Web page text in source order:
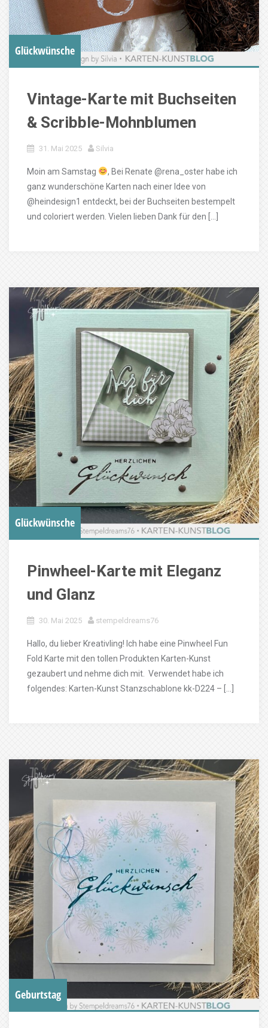
Glückwünsche
Vintage-Karte mit Buchseiten
& Scribble-Mohnblumen
31. Mai 2025 Silvia
Moin am Samstag
, Bei Renate @rena_oster habe ich
ganz wunderschöne Karten nach einer Idee von
@heindesign1 entdeckt, bei der Buchseiten bestempelt
und coloriert werden. Vielen lieben Dank für den […]
Glückwünsche
Pinwheel-Karte mit Eleganz
und Glanz
30. Mai 2025 stempeldreams76
Hallo, du lieber Kreativling! Ich habe eine Pinwheel Fun
Fold Karte mit den tollen Produkten Karten-Kunst
gezaubert und nehme dich mit. Verwendet habe ich
folgendes: Karten-Kunst Stanzschablone kk-D224 – […]
Geburtstag